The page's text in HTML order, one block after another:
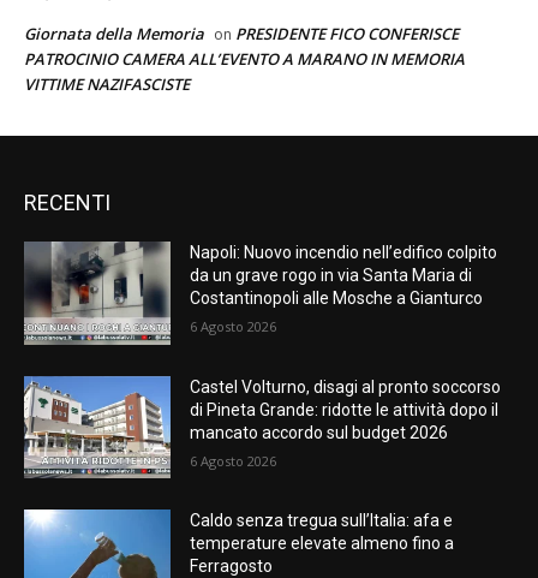
Giornata della Memoria on PRESIDENTE FICO CONFERISCE
PATROCINIO CAMERA ALL’EVENTO A MARANO IN MEMORIA
VITTIME NAZIFASCISTE
RECENTI
Napoli: Nuovo incendio nell’edifico colpito
da un grave rogo in via Santa Maria di
Costantinopoli alle Mosche a Gianturco
6 Agosto 2026
Castel Volturno, disagi al pronto soccorso
di Pineta Grande: ridotte le attività dopo il
mancato accordo sul budget 2026
6 Agosto 2026
Caldo senza tregua sull’Italia: afa e
temperature elevate almeno fino a
Ferragosto